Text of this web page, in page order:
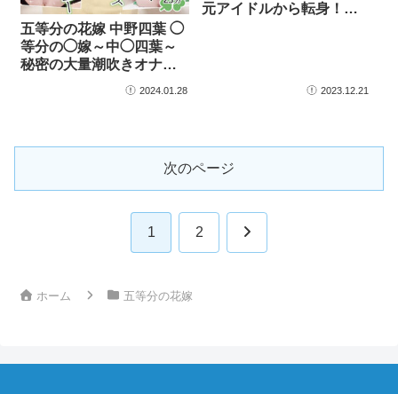
五等分の花嫁 中野四葉 ◯
等分の◯嫁～中◯四葉～
秘密の大量潮吹きオナ
2024.01.28
元アイドルから転身！
2023.12.21
次のページ
1 2 次
ホーム 五等分の花嫁